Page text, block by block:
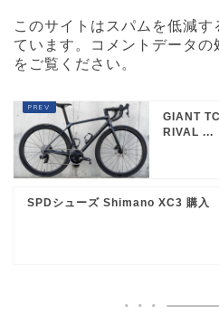
このサイトはスパムを低減
ています。
コメントデータの
をご覧ください 。
GIANT
RIVAL ...
SPDシューズ Shimano XC3 購入